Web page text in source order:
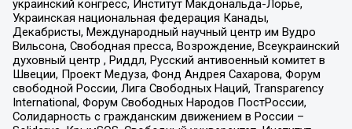
украинский конгресс, Институт Макдональда-Лорье,
Украинская национальная федерация Канады,
Декабристы, Международный научный центр им Вудро
Вильсона, Свободная пресса, Возрождение, Всеукраинский
духовный центр , Риддл, Русский антивоенный комитет в
Швеции, Проект Медуза, Фонд Андрея Сахарова, Форум
свободной России, Лига Свободных Наций, Transparеncy
International, Форум Свободных Народов ПостРоссии,
Солидарность с гражданским движением в России –